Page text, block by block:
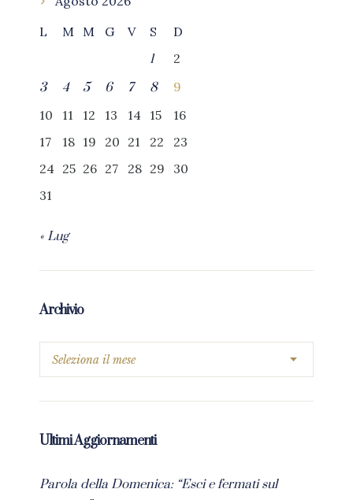
L
M M G V S
D
1
2
3
4 5 6 7 8
9
10
11 12 13 14 15
16
17
18 19 20 21 22
23
24 25 26 27 28 29
30
31
« Lug
Archivio
Ultimi Aggiornamenti
Parola della Domenica: “Esci e fermati sul